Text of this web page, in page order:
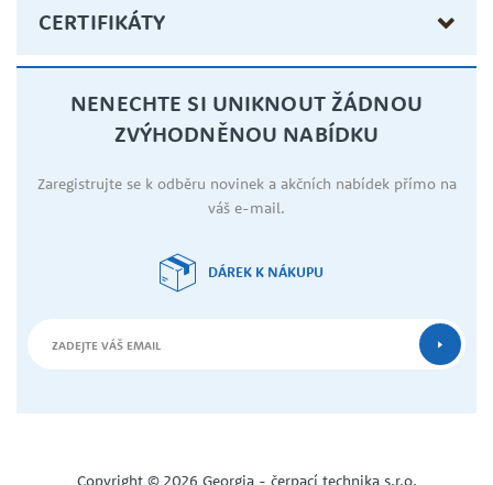
CERTIFIKÁTY
NENECHTE SI UNIKNOUT ŽÁDNOU
ZVÝHODNĚNOU NABÍDKU
Zaregistrujte se k odběru novinek a akčních nabídek přímo na
váš e-mail.
DÁREK K NÁKUPU
Copyright © 2026 Georgia - čerpací technika s.r.o.